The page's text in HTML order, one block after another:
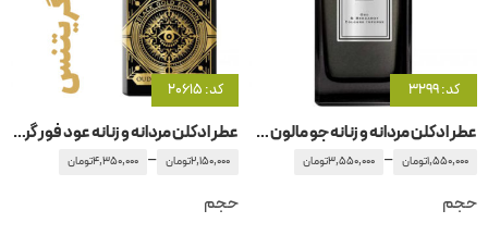
کد: 3299
عطر ادکلن مردانه و زنانه جو مالون عود برگاموت
1,550,000تومان –
3,550,000تومان
حجم
کد: 20615
عطر ادکلن مردانه و زنانه عود فور گریتنس اینیشیو
2,150,000تومان –
4,350,000تومان
حجم